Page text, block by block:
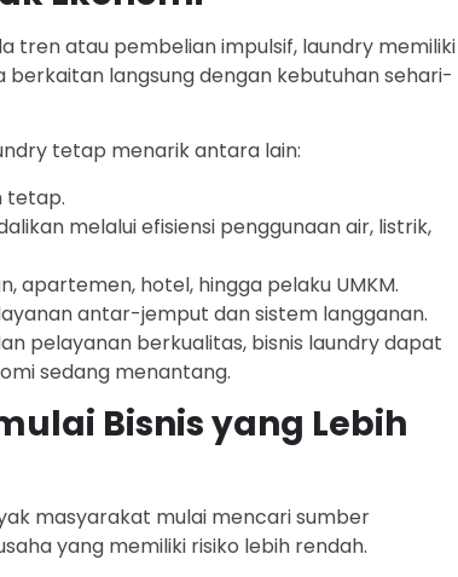
tren atau pembelian impulsif, laundry memiliki
langsung dengan kebutuhan sehari-
tetap menarik antara lain:
tetap.
melalui efisiensi penggunaan air, listrik,
apartemen, hotel, hingga pelaku UMKM.
antar-jemput dan sistem langganan.
pelayanan berkualitas, bisnis laundry dapat
sedang menantang.
Bisnis yang Lebih
masyarakat mulai mencari sumber
yang memiliki risiko lebih rendah.